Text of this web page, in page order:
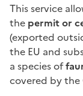
This service
the permit or
(exported
the EU and
a species of
covered by the